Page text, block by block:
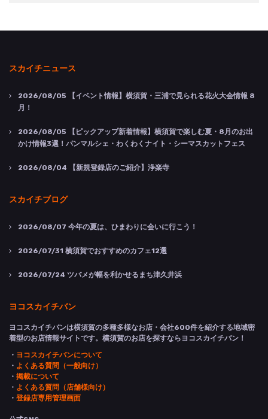
スカイチニュース
2026/08/05 【イベント情報】横須賀・三浦で見られる花火大会情報 8
月！
2026/08/05 【ピックアップ新着情報】横須賀で楽しむ夏・8月のお出
かけ情報3選！パンマルシェ・わくわくナイト・シーマスカットフェス
2026/08/04 【新規登録店のご紹介】浄楽寺
スカイチブログ
2026/08/07 今年の夏は、ひまわりに会いに行こう！
2026/07/31 横須賀でおすすめのカフェ12選
2026/07/24 ツバメが幅を利かせるまち津久井浜
ヨコスカイチバン
ヨコスカイチバンは横須賀の多種多様なお店・会社600件を紹介する地域密
着型のお店情報サイトです。横須賀のお店を探すならヨコスカイチバン！
・ ヨコスカイチバンについて
・ よくある質問（一般向け）
・ 掲載について
・ よくある質問（店舗様向け）
・ 登録店専用管理画面